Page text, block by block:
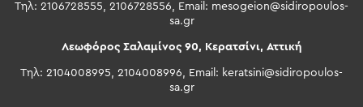
Τηλ: 2106728555, 2106728556, Email: mesogeion@sidiropoulos-
sa.gr
Λεωφόρος Σαλαμίνος 90, Κερατσίνι, Αττική
Τηλ: 2104008995, 2104008996, Email: keratsini@sidiropoulos-
sa.gr